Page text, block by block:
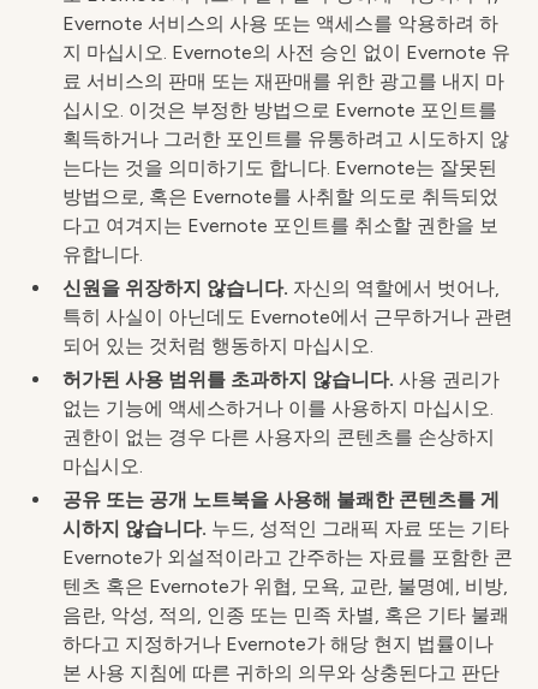
Evernote 서비스의 사용 또는 액세스를 악용하려 하
지 마십시오. Evernote의 사전 승인 없이 Evernote 유
료 서비스의 판매 또는 재판매를 위한 광고를 내지 마
십시오. 이것은 부정한 방법으로 Evernote 포인트를
획득하거나 그러한 포인트를 유통하려고 시도하지 않
는다는 것을 의미하기도 합니다. Evernote는 잘못된
방법으로, 혹은 Evernote를 사취할 의도로 취득되었
다고 여겨지는 Evernote 포인트를 취소할 권한을 보
유합니다.
신원을 위장하지 않습니다. 자신의 역할에서 벗어나,
특히 사실이 아닌데도 Evernote에서 근무하거나 관련
되어 있는 것처럼 행동하지 마십시오.
허가된 사용 범위를 초과하지 않습니다. 사용 권리가
없는 기능에 액세스하거나 이를 사용하지 마십시오.
권한이 없는 경우 다른 사용자의 콘텐츠를 손상하지
마십시오.
공유 또는 공개 노트북을 사용해 불쾌한 콘텐츠를 게
시하지 않습니다. 누드, 성적인 그래픽 자료 또는 기타
Evernote가 외설적이라고 간주하는 자료를 포함한 콘
텐츠 혹은 Evernote가 위협, 모욕, 교란, 불명예, 비방,
음란, 악성, 적의, 인종 또는 민족 차별, 혹은 기타 불쾌
하다고 지정하거나 Evernote가 해당 현지 법률이나
본 사용 지침에 따른 귀하의 의무와 상충된다고 판단